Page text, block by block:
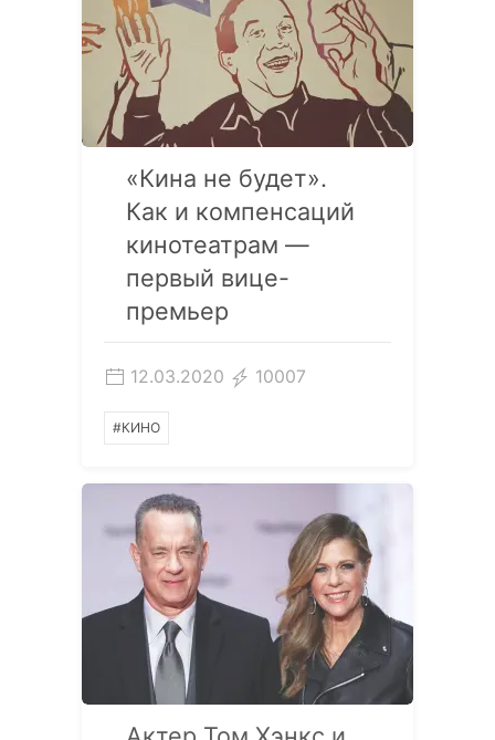
«Кина не будет».
Как и компенсаций
кинотеатрам —
первый вице-
премьер
12.03.2020 10007
#КИНО